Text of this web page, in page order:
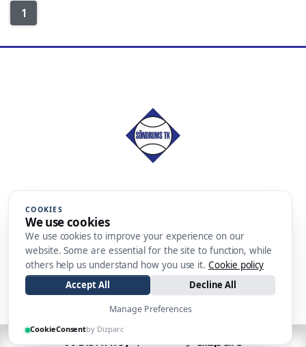
1
302 41 Halmstad
Swish: 123 371 73 78
COOKIES
We use cookies
We use cookies to improve your experience on our
website. Some are essential for the site to function, while
others help us understand how you use it. Cookie policy
Accept All
Decline All
Manage Preferences
CookieConsentby Dizparc